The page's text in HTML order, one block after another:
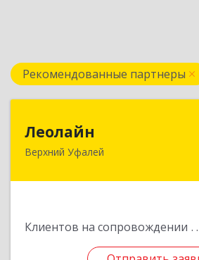
Рекомендованные партнеры
Леолайн
Верхний Уфалей
Клиентов на сопровождении
456800, Челябинская обл,